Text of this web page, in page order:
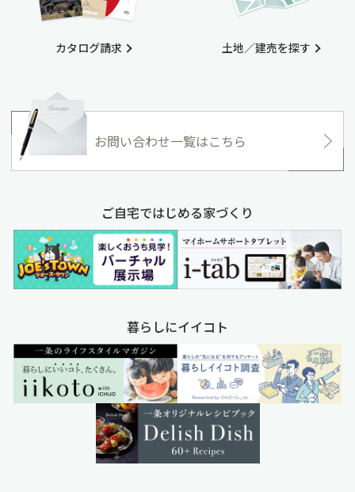
カタログ請求 土地／建売を探す
お問い合わせ一覧はこちら
ご自宅ではじめる家づくり
暮らしにイイコト